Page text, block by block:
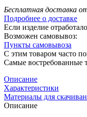
Бесплатная доставка
Подробнее о доставке
Если изделие
Возможен самовывоз:
Пункты самовывоза
С этим товаром часто
Самые востребованные
Описание
Характеристики
Материалы для
Описание